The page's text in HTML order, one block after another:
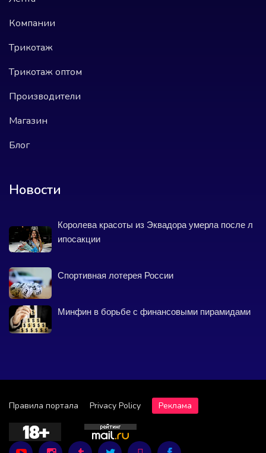
Компании
Трикотаж
Трикотаж оптом
Производители
Магазин
Блог
Новости
Королева красоты из Эквадора умерла после л
ипосакции
Спортивная лотерея России
Минфин в борьбе с финансовыми пирамидами
Правила портала Privacy Policy Реклама